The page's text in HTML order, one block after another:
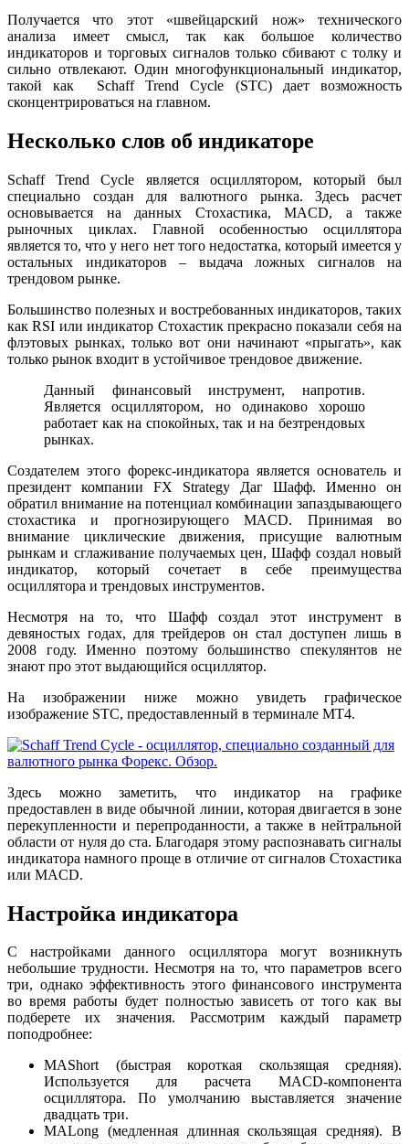
Получается что этот «швейцарский нож» технического
анализа имеет смысл, так как большое количество
индикаторов и торговых сигналов только сбивают с толку и
сильно отвлекают. Один многофункциональный индикатор,
такой как Schaff Trend Cycle (STC) дает возможность
сконцентрироваться на главном.
Несколько слов об индикаторе
Schaff Trend Cycle является осциллятором, который был
специально создан для валютного рынка. Здесь расчет
основывается на данных Стохастика, MACD, а также
рыночных циклах. Главной особенностью осциллятора
является то, что у него нет того недостатка, который имеется у
остальных индикаторов – выдача ложных сигналов на
трендовом рынке.
Большинство полезных и востребованных индикаторов, таких
как RSI или индикатор Стохастик прекрасно показали себя на
флэтовых рынках, только вот они начинают «прыгать», как
только рынок входит в устойчивое трендовое движение.
Данный финансовый инструмент, напротив.
Является осциллятором, но одинаково хорошо
работает как на спокойных, так и на безтрендовых
рынках.
Создателем этого форекс-индикатора является основатель и
президент компании FX Strategy Даг Шафф. Именно он
обратил внимание на потенциал комбинации запаздывающего
стохастика и прогнозирующего MACD. Принимая во
внимание циклические движения, присущие валютным
рынкам и сглаживание получаемых цен, Шафф создал новый
индикатор, который сочетает в себе преимущества
осциллятора и трендовых инструментов.
Несмотря на то, что Шафф создал этот инструмент в
девяностых годах, для трейдеров он стал доступен лишь в
2008 году. Именно поэтому большинство спекулянтов не
знают про этот выдающийся осциллятор.
На изображении ниже можно увидеть графическое
изображение STC, предоставленный в терминале MT4.
Здесь можно заметить, что индикатор на графике
предоставлен в виде обычной линии, которая двигается в зоне
перекупленности и перепроданности, а также в нейтральной
области от нуля до ста. Благодаря этому распознавать сигналы
индикатора намного проще в отличие от сигналов Стохастика
или MACD.
Настройка индикатора
С настройками данного осциллятора могут возникнуть
небольшие трудности. Несмотря на то, что параметров всего
три, однако эффективность этого финансового инструмента
во время работы будет полностью зависеть от того как вы
подберете их значения. Рассмотрим каждый параметр
поподробнее:
MAShort (быстрая короткая скользящая средняя).
Используется для расчета MACD-компонента
осциллятора. По умолчанию выставляется значение
двадцать три.
MALong (медленная длинная скользящая средняя). В